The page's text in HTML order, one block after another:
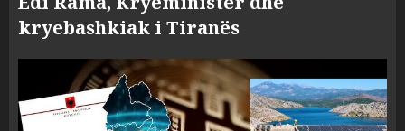
kryebashkiak i Tiranës